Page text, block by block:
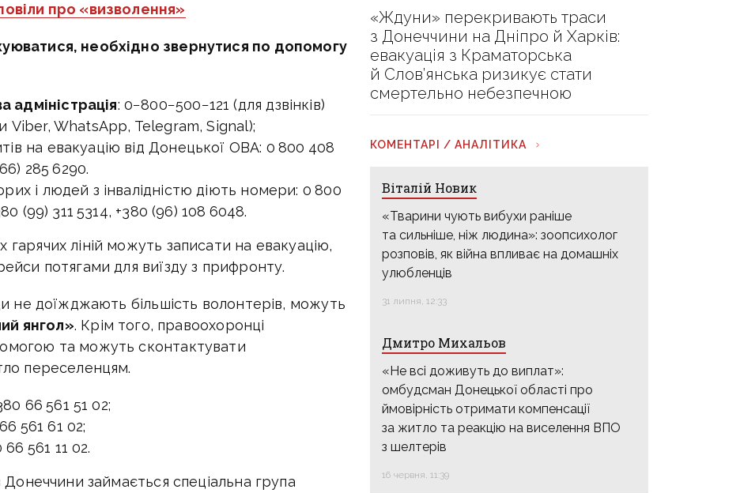
про «визволення»
необхідно звернутися по допомогу
адміністрація: 0−800−500−121 (для дзвінків)
Viber, WhatsApp, Telegram, Signal);
на евакуацію від Донецької ОВА: 0 800 408
285 6290.
і людей з інвалідністю діють номери: 0 800
(99) 311 5314, +380 (96) 108 6048.
ліній можуть записати на евакуацію,
потягами для виїзду з прифронту.
не доїжджають більшість волонтерів, можуть
янгол». Крім того, правоохоронці
та можуть сконтактувати
переселенцям.
66 561 51 02;
561 61 02;
561 11 02.
займається спеціальна група
«Ждуни» перекривають траси
з Донеччини на Дніпро й Харків:
евакуація з Краматорська
й Слов’янська ризикує стати
смертельно небезпечною
КОМЕНТАРІ / АНАЛІТИКА
Віталій Новик
«Тварини чують вибухи раніше
та сильніше, ніж людина»: зоопсихолог
розповів, як війна впливає на домашніх
улюбленців
31 липня, 12:33
Дмитро Михальов
«Не всі доживуть до виплат»:
омбудсман Донецької області про
ймовірність отримати компенсації
за житло та реакцію на виселення ВПО
з шелтерів
16 червня, 11:39